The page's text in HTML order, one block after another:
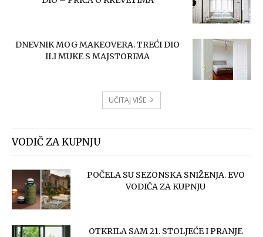
DNEVNIK MOG MAKEOVERA. TREĆI DIO
ILI MUKE S MAJSTORIMA
UČITAJ VIŠE
VODIČ ZA KUPNJU
POČELA SU SEZONSKA SNIŽENJA. EVO
VODIČA ZA KUPNJU
OTKRILA SAM 21. STOLJEĆE I PRANJE